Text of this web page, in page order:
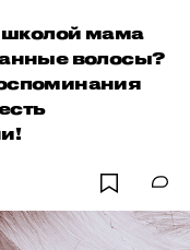
школой мама
волосы?